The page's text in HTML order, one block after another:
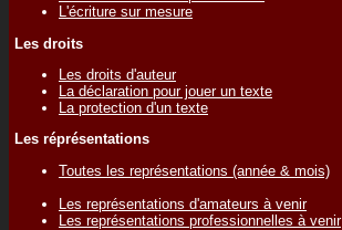
L'écriture sur mesure
Les droits
Les droits d'auteur
La déclaration pour jouer un texte
La protection d'un texte
Les réprésentations
Toutes les représentations (année & mois)
Les représentations d'amateurs à venir
Les représentations professionnelles à venir